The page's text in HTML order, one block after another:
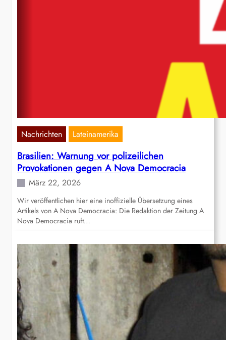
Nachrichten Lateinamerika
Brasilien: Warnung vor polizeilichen
Provokationen gegen A Nova Democracia
März 22, 2026
Wir veröffentlichen hier eine inoffizielle Übersetzung eines
Artikels von A Nova Democracia: Die Redaktion der Zeitung A
Nova Democracia ruft…